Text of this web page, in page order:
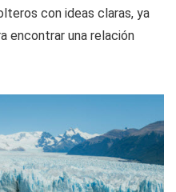
con ideas claras, ya
encontrar una relación